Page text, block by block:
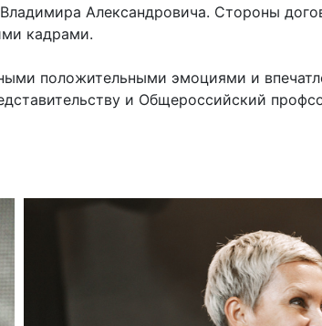
Александровича. Стороны
кадрами.
положительными эмоциями и
и Общероссийский